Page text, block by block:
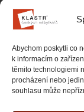
Abychom poskytli co
k informacím o
těmito technologiemi
procházení nebo
souhlasu může
Aktivity
Partnership
Projekty